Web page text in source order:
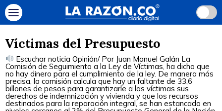
Víctimas del Presupuesto
Escuchar noticia Opinión/ Por Juan Manuel Galán La
Comisión de Seguimiento a la Ley de Víctimas, ha dicho que
no hay dinero para el cumplimiento de la ley. De manera más
precisa, la comisión calcula que hay un faltante de 33,6
billones de pesos para garantizarle a las víctimas sus
derechos de indemnización y vivienda y que los recursos
destinados para la reparación integral, se han estancado en